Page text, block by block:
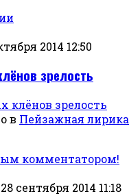
2014 12:50
зрелость
в Пейзажная лирика
комментатором!
сентября 2014 11:18